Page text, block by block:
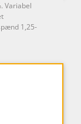
Variabel
1,25-